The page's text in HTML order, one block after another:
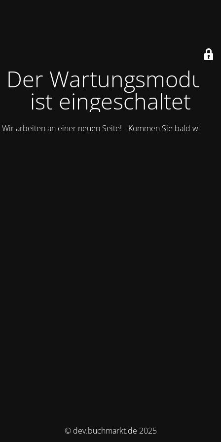
Der Wartungsmodus
ist eingeschaltet
Wir arbeiten an einer neuen Seite! - Kommen Sie bald wieder.
© dev.buchmarkt.de 2025